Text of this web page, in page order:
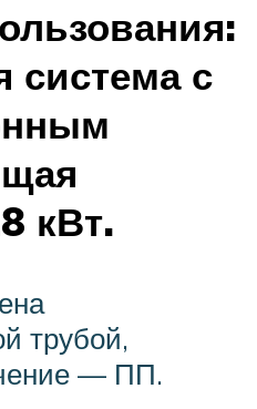
система с
кВт.
трубой,
— ПП.